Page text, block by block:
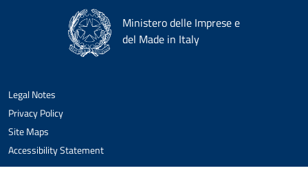
Ministero delle Imprese e
del Made in Italy
Legal Notes
Privacy Policy
Site Maps
Accessibility Statement